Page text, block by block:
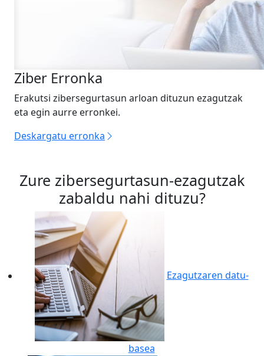
Ziber Erronka
Erakutsi zibersegurtasun arloan dituzun ezagutzak
eta egin aurre erronkei.
Deskargatu erronka
Zure zibersegurtasun-ezagutzak
zabaldu nahi dituzu?
Ezagutzaren datu-
basea